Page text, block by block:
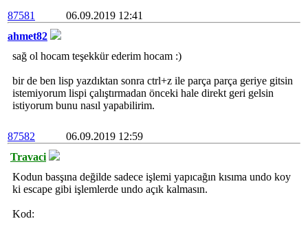
87581
06.09.2019 12:41
ahmet82
sağ ol hocam teşekkür ederim hocam :)
bir de ben lisp yazdıktan sonra ctrl+z ile parça parça geriye gitsin
istemiyorum lispi çalıştırmadan önceki hale direkt geri gelsin
istiyorum bunu nasıl yapabilirim.
87582
06.09.2019 12:59
Travaci
Kodun basşına değilde sadece işlemi yapıcağın kısıma undo koy
ki escape gibi işlemlerde undo açık kalmasın.
Kod: